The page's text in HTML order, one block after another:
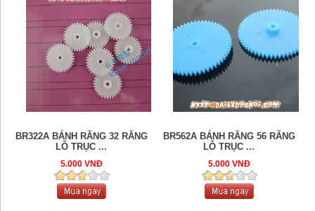
BR322A BÁNH RĂNG 32 RĂNG
LỖ TRỤC ...
5.000 VNĐ
BR562A BÁNH RĂNG 56 RĂNG
LỖ TRỤC ...
5.000 VNĐ